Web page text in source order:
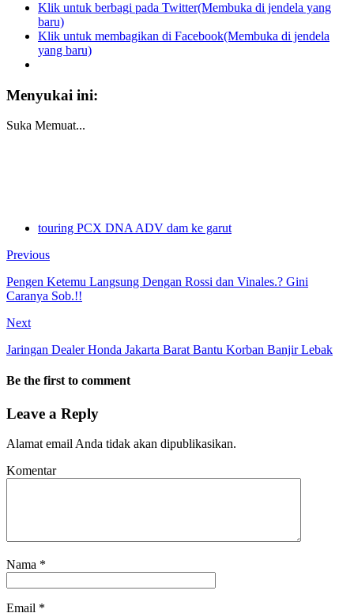
Klik untuk berbagi pada Twitter(Membuka di jendela yang
baru)
Klik untuk membagikan di Facebook(Membuka di jendela
yang baru)
Menyukai ini:
Suka Memuat...
touring PCX DNA ADV dam ke garut
Previous
Pengen Ketemu Langsung Dengan Rossi dan Vinales.? Gini
Caranya Sob.!!
Next
Jaringan Dealer Honda Jakarta Barat Bantu Korban Banjir Lebak
Be the first to comment
Leave a Reply
Alamat email Anda tidak akan dipublikasikan.
Komentar
Nama *
Email *